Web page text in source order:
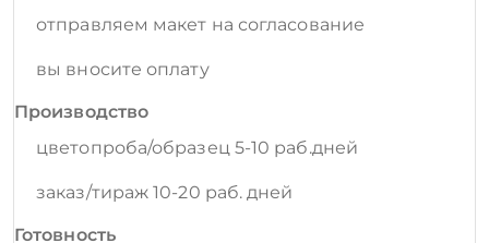
отправляем макет на согласование
вы вносите оплату
Производство
цветопроба/образец 5-10 раб.дней
заказ/тираж 10-20 раб. дней
Готовность